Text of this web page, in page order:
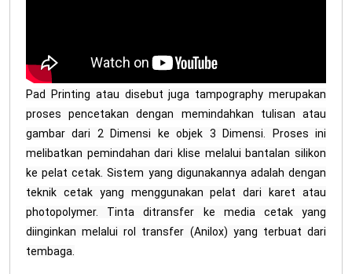
Pad Printing atau disebut juga tampography merupakan
proses pencetakan dengan memindahkan tulisan atau
gambar dari 2 Dimensi ke objek 3 Dimensi. Proses ini
melibatkan pemindahan dari klise melalui bantalan silikon
ke pelat cetak. Sistem yang digunakannya adalah dengan
teknik cetak yang menggunakan pelat dari karet atau
photopolymer. Tinta ditransfer ke media cetak yang
diinginkan melalui rol transfer (Anilox) yang terbuat dari
tembaga.